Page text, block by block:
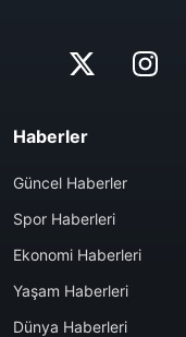
Haberler
Güncel Haberler
Spor Haberleri
Ekonomi Haberleri
Yaşam Haberleri
Dünya Haberleri